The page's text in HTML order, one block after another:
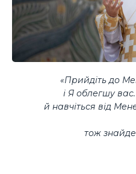
«Прийдіть до
і Я облегшу
й навчіться від
тож